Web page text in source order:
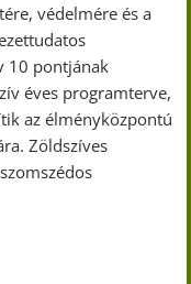
védelmére és a
10 pontjának
éves programterve,
az élményközpontú
Zöldszíves